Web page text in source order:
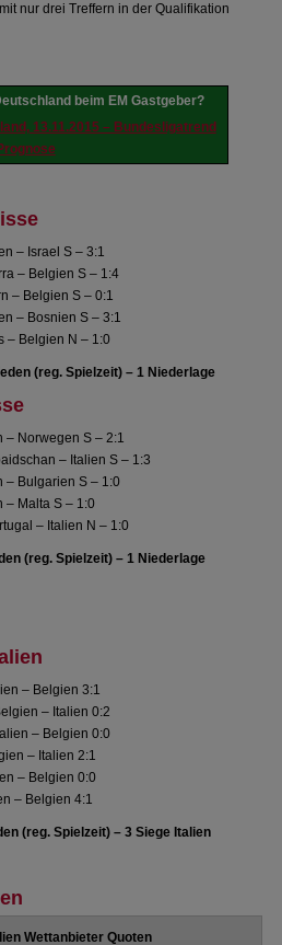
nur drei Treffern in der Qualifikation
beim EM Gastgeber?
13.11.2015 – Bundesligatrend
– Israel S – 3:1
– Belgien S – 1:4
– Belgien S – 0:1
– Bosnien S – 3:1
– Belgien N – 1:0
(reg. Spielzeit) – 1 Niederlage
– Norwegen S – 2:1
– Italien S – 1:3
– Bulgarien S – 1:0
– Malta S – 1:0
– Italien N – 1:0
(reg. Spielzeit) – 1 Niederlage
– Belgien 3:1
– Italien 0:2
– Belgien 0:0
– Italien 2:1
– Belgien 0:0
– Belgien 4:1
(reg. Spielzeit) – 3 Siege Italien
Wettanbieter Quoten